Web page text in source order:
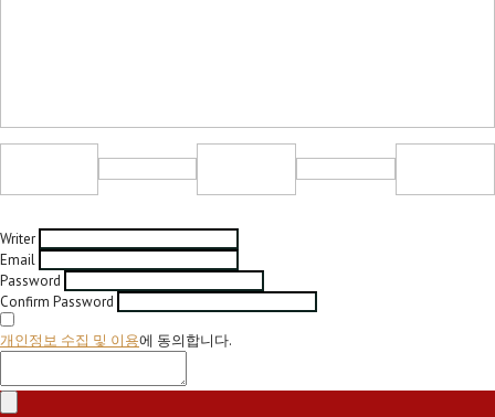
Writer
Email
Password
Confirm Password
개인정보 수집 및 이용에 동의합니다.